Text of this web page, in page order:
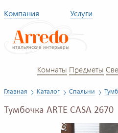
Компания Услуги
Комнаты Предметы
Главная Каталог Спальни
Тумбочка ARTE CASA 2670